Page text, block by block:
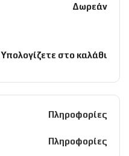
Δωρεάν
Υπολογίζετε στο καλάθι
Πληροφορίες
Πληροφορίες